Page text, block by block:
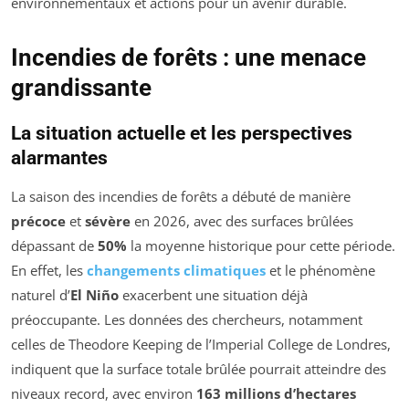
Incendies de forêts : une menace
grandissante
La situation actuelle et les perspectives
alarmantes
La saison des incendies de forêts a débuté de manière
précoce et sévère en 2026, avec des surfaces brûlées
dépassant de 50% la moyenne historique pour cette période.
En effet, les changements climatiques et le phénomène
naturel d’El Niño exacerbent une situation déjà
préoccupante. Les données des chercheurs, notamment
celles de Theodore Keeping de l’Imperial College de Londres,
indiquent que la surface totale brûlée pourrait atteindre des
niveaux record, avec environ 163 millions d’hectares